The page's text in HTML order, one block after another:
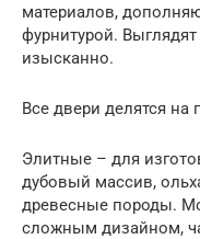
материалов,
фурнитурой.
изысканно.
Все двери делятся на
Элитные – для
дубовый массив,
древесные породы.
сложным дизайном,